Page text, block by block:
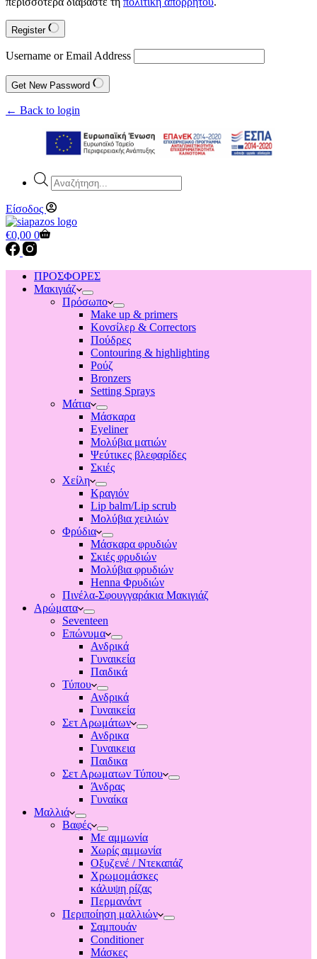
Register
Username or Email Address
Get New Password
← Back to login
Products
search
Είσοδος
Shopping
cart
€0,00 0
ΠΡΟΣΦΟΡΕΣ
Μακιγιάζ
Πρόσωπο
Make up & primers
Κονσίλερ & Correctors
Πούδρες
Contouring & highlighting
Ρούζ
Bronzers
Setting Sprays
Μάτια
Μάσκαρα
Eyeliner
Μολύβια ματιών
Ψεύτικες βλεφαρίδες
Σκιές
Χείλη
Κραγιόν
Lip balm/Lip scrub
Μολύβια χειλιών
Φρύδια
Μάσκαρα φρυδιών
Σκιές φρυδιών
Μολύβια φρυδιών
Henna Φρυδιών
Πινέλα-Σφουγγαράκια Μακιγιάζ
Αρώματα
Seventeen
Επώνυμα
Ανδρικά
Γυναικεία
Παιδικά
Τύπου
Ανδρικά
Γυναικεία
Σετ Αρωμάτων
Ανδρικα
Γυναικεια
Παιδικα
Σετ Αρωματων Τύπου
Άνδρας
Γυναίκα
Μαλλιά
Βαφές
Με αμμωνία
Χωρίς αμμωνία
Οξυζενέ / Ντεκαπάζ
Χρωμομάσκες
κάλυψη ρίζας
Περμανάντ
Περιποίηση μαλλιών
Σαμπουάν
Conditioner
Μάσκες